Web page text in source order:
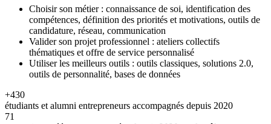
Choisir son métier : connaissance de soi, identification des
compétences, définition des priorités et motivations, outils de
candidature, réseau, communication
Valider son projet professionnel : ateliers collectifs
thématiques et offre de service personnalisé
Utiliser les meilleurs outils : outils classiques, solutions 2.0,
outils de personnalité, bases de données
+430
étudiants et alumni entrepreneurs accompagnés depuis 2020
71